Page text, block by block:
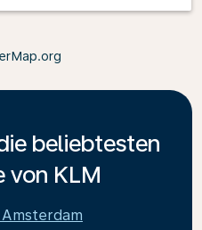
beliebtesten
von KLM